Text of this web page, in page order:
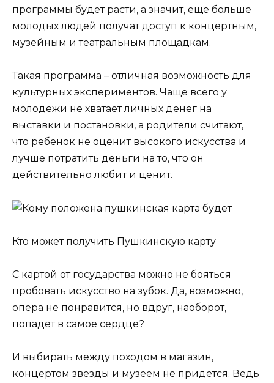
программы будет расти, а значит, еще больше
молодых людей получат доступ к концертным,
музейным и театральным площадкам.
Такая программа – отличная возможность для
культурных экспериментов. Чаще всего у
молодежи не хватает личных денег на
выставки и постановки, а родители считают,
что ребенок не оценит высокого искусства и
лучше потратить деньги на то, что он
действительно любит и ценит.
Кто может получить Пушкинскую карту
С картой от государства можно не бояться
пробовать искусство на зубок. Да, возможно,
опера не понравится, но вдруг, наоборот,
попадет в самое сердце?
И выбирать между походом в магазин,
концертом звезды и музеем не придется. Ведь